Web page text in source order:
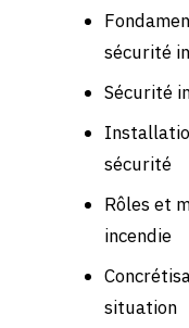
sécurité
Sécurité
sécurité
Rôles et
incendie
situation